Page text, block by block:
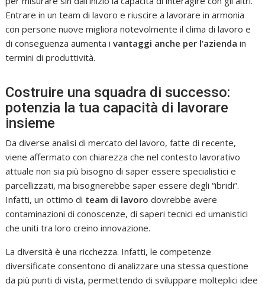
Entrare in un team di lavoro e riuscire a lavorare in armonia
con persone nuove migliora notevolmente il clima di lavoro e
di conseguenza aumenta ivantaggi anche per l’azienda in
termini di produttività.
Costruire una squadra di successo:
potenzia la tua capacità di lavorare
insieme
Da diverse analisi di mercato del lavoro, fatte di recente,
viene affermato con chiarezza che nel contesto lavorativo
attuale non sia più bisogno di saper essere specialistici e
parcellizzati, ma bisognerebbe saper essere degli “ibridi”.
Infatti, un ottimo di team di lavoro dovrebbe avere
contaminazioni di conoscenze, di saperi tecnici ed umanistici
che uniti tra loro creino innovazione.
La diversità è una ricchezza. Infatti, le competenze
diversificate consentono di analizzare una stessa questione
da più punti di vista, permettendo di sviluppare molteplici idee